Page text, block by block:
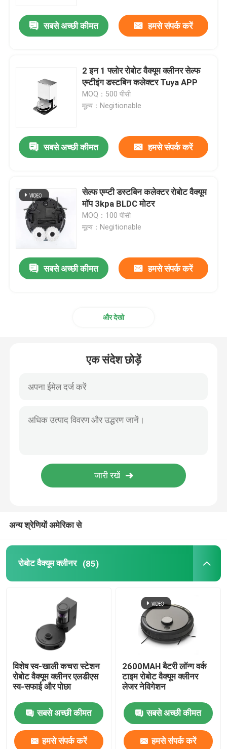
हमारे बारे में
रोबोट वैक्यूम क्लीनर
रोबोट विंडो क्लीनर
सबसे अच्छी कीमत हमसे संपर्क करें
2 इन 1 फ्लोर रोबोट वैक्यूम क्लीनर सेल्फ
एम्टीइंग डस्टबिन कलेक्टर Tuya APP
MOQ：500 पीसी
मूल्य：Negitionable
सबसे अच्छी कीमत हमसे संपर्क करें
सेल्फ एम्प्टी डस्टबिन कलेक्टर रोबोट वैक्यूम
मॉप 3kpa BLDC मोटर
MOQ：100 पीसी
मूल्य：Negitionable
सबसे अच्छी कीमत हमसे संपर्क करें
और देखो
एक संदेश छोड़ें
अन्य श्रेणियों अमेरिका से
रोबोट वैक्यूम क्लीनर (85)
विशेष स्व-खाली कचरा स्टेशन
रोबोट वैक्यूम क्लीनर एलडीएस
स्व-सफाई और पोछा
सबसे अच्छी कीमत
हमसे संपर्क करें
2600MAH बैटरी लॉन्ग वर्क
टाइम रोबोट वैक्यूम क्लीनर
लेजर नेविगेशन
सबसे अच्छी कीमत
हमसे संपर्क करें